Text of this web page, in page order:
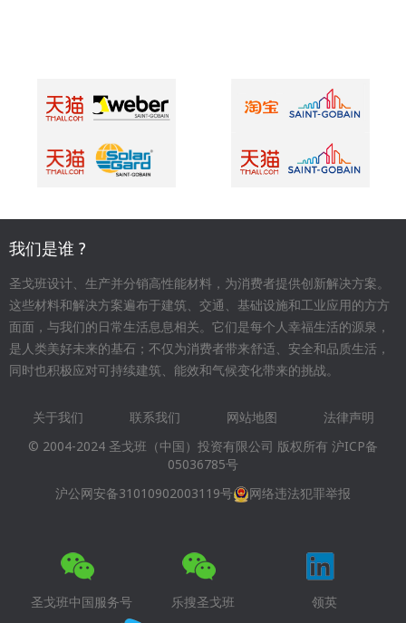
我们是谁 ?
圣戈班设计、生产并分销高性能材料，为消费者提供创新解决方案。
这些材料和解决方案遍布于建筑、交通、基础设施和工业应用的方方
面面，与我们的日常生活息息相关。它们是每个人幸福生活的源泉，
是人类美好未来的基石；不仅为消费者带来舒适、安全和品质生活，
同时也积极应对可持续建筑、能效和气候变化带来的挑战。
Footer
menu
关于我们 联系我们 网站地图
法律声明
© 2004-2024 圣戈班（中国）投资有限公司 版权所有 沪ICP备
05036785号
沪公网安备31010902003119号
网络违法犯罪举报
圣戈班中国服务号 乐搜圣戈班 领英